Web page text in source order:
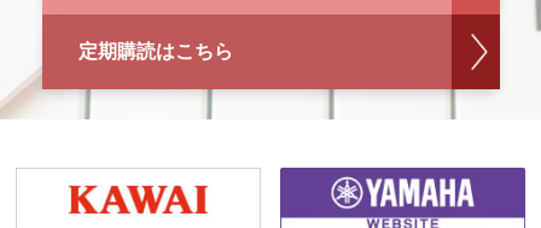
定期購読はこちら